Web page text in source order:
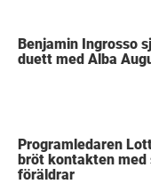
Benjamin Ingrosso
duett med Alba
Programledaren
bröt kontakten med
föräldrar